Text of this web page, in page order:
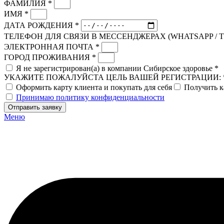
ФАМИЛИЯ *
ИМЯ *
ДАТА РОЖДЕНИЯ *
ТЕЛЕФОН ДЛЯ СВЯЗИ В МЕССЕНДЖЕРАХ (WHATSAPP /
ЭЛЕКТРОННАЯ ПОЧТА *
ГОРОД ПРОЖИВАНИЯ *
Я не зарегистрирован(а) в компании Сибирское здоровье *
УКАЖИТЕ ПОЖАЛУЙСТА ЦЕЛЬ ВАШЕЙ РЕГИСТРАЦИИ:
Оформить карту клиента и покупать для себя
Получить
Принимаю политику конфиденциальности
Отправить заявку
Меню